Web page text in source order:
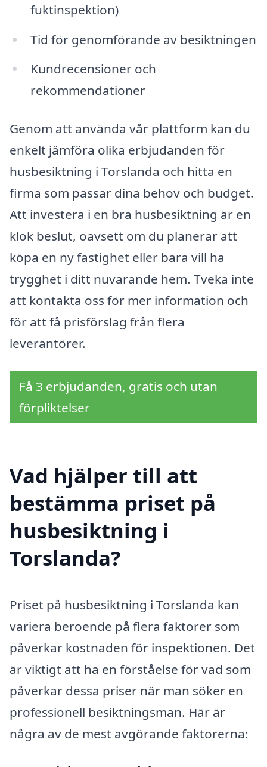
fuktinspektion)
Tid för genomförande av besiktningen
Kundrecensioner och
rekommendationer
Genom att använda vår plattform kan du
enkelt jämföra olika erbjudanden för
husbesiktning i Torslanda och hitta en
firma som passar dina behov och budget.
Att investera i en bra husbesiktning är en
klok beslut, oavsett om du planerar att
köpa en ny fastighet eller bara vill ha
trygghet i ditt nuvarande hem. Tveka inte
att kontakta oss för mer information och
för att få prisförslag från flera
leverantörer.
Få 3 erbjudanden, gratis och utan
förpliktelser
Vad hjälper till att
bestämma priset på
husbesiktning i
Torslanda?
Priset på husbesiktning i Torslanda kan
variera beroende på flera faktorer som
påverkar kostnaden för inspektionen. Det
är viktigt att ha en förståelse för vad som
påverkar dessa priser när man söker en
professionell besiktningsman. Här är
några av de mest avgörande faktorerna: